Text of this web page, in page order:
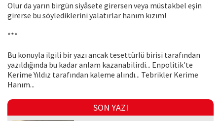
Olur da yarın birgün siyâsete girersen veya müstakbel eşin
girerse bu söylediklerini yalatırlar hanım kızım!
***
Bu konuyla ilgili bir yazı ancak tesettürlü birisi tarafından
yazıldığında bu kadar anlam kazanabilirdi... Enpolitik'te
Kerime Yıldız tarafından kaleme alındı... Tebrikler Kerime
Hanım...
SON YAZI